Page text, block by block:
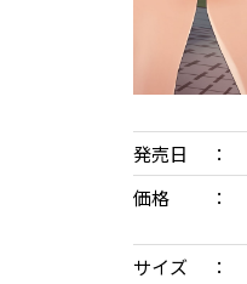
発売日
価格
サイズ